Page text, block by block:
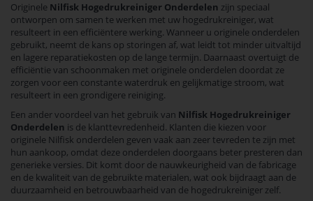
Originele Nilfisk Hogedrukreiniger Onderdelen zijn speciaal
ontworpen om samen te werken met uw hogedrukreiniger, wat
resulteert in een efficiëntere werking. Wanneer u originele onderdelen
gebruikt, neemt de kans op storingen af, wat leidt tot minder uitvaltijd
en lagere reparatiekosten op de lange termijn. Daarnaast overtuigt de
efficiëntie van schoonmaken met originele onderdelen doordat ze
zorgen voor een constante waterdruk en gelijkmatige stroom, wat
resulteert in een grondigere reiniging.
Een ander voordeel van het gebruik van Nilfisk Hogedrukreiniger
Onderdelen is de klanttevredenheid. Klanten die kiezen voor
originele Nilfisk onderdelen geven vaak aan zeer tevreden te zijn met
hun aankoop, omdat deze onderdelen doorgaans beter presteren dan
generieke versies. Dit komt door de nauwkeurigheid van de fabricage
en de kwaliteit van de gebruikte materialen, wat ook bijdraagt aan de
duurzaamheid en betrouwbaarheid van de hogedrukreiniger zelf.